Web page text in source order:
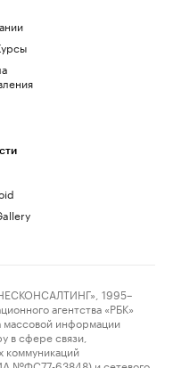
1995–
агентства «РБК»
массовой информации
в сфере связи,
коммуникаций